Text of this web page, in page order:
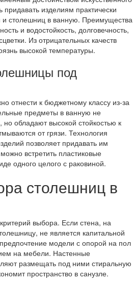
изделиям практически
столешниц в ванную. Преимущества
и водостойкость, долговечность,
Из отрицательных качеств
высокой температуры.
под
отнести к бюджетному классу из-за
предметы в ванную не
но обладают высокой стойкостью к
от грязи. Технология
позволяет придавать им
встретить пластиковые
одного целого с раковиной.
столешниц в
выбора. Если стена, на
не является капитальной
модели с опорой на пол
на мебели. Настенные
размещать под ними стиральную
пространство в санузле.